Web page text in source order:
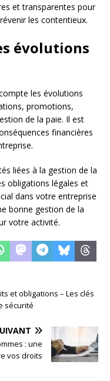
et transparentes pour
les contentieux.
évolutions
les évolutions
promotions,
de la paie. Il est
financières
liées à la gestion de la
obligations légales et
dans votre entreprise
bonne gestion de la
votre activité.
et obligations – Les clés
sécurité
: une
vos droits